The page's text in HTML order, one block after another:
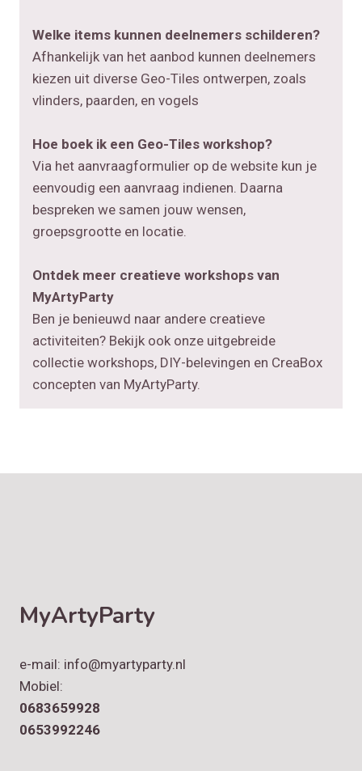
Welke items kunnen deelnemers schilderen?
Afhankelijk van het aanbod kunnen deelnemers
kiezen uit diverse Geo-Tiles ontwerpen, zoals
vlinders, paarden, en vogels
Hoe boek ik een Geo-Tiles workshop?
Via het aanvraagformulier op de website kun je
eenvoudig een aanvraag indienen. Daarna
bespreken we samen jouw wensen,
groepsgrootte en locatie.
Ontdek meer creatieve workshops van
MyArtyParty
Ben je benieuwd naar andere creatieve
activiteiten? Bekijk ook onze uitgebreide
collectie workshops, DIY-belevingen en CreaBox
concepten van MyArtyParty.
MyArtyParty
e-mail: info@myartyparty.nl
Mobiel:
0683659928
0653992246